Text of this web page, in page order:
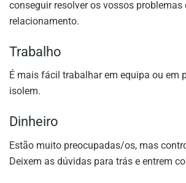
conseguir resolver os vossos problemas
relacionamento.
Trabalho
É mais fácil trabalhar em equipa ou em
isolem.
Dinheiro
Estão muito preocupadas/os, mas
Deixem as dúvidas para trás e entrem